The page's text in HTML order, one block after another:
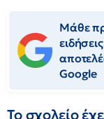
Μάθε
Google
Το σχολείο